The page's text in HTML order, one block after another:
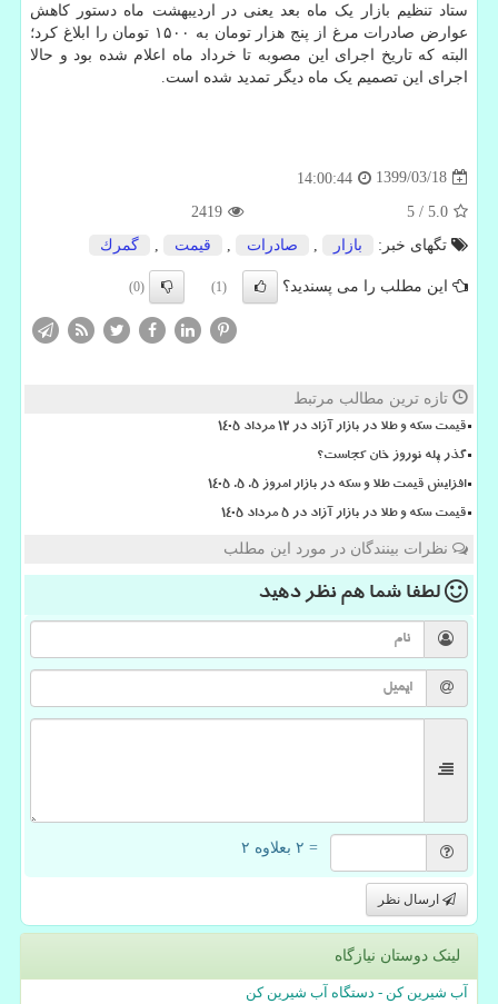
ستاد تنظیم بازار یک ماه بعد یعنی در اردیبهشت ماه دستور کاهش
عوارض صادرات مرغ از پنج هزار تومان به ۱۵۰۰ تومان را ابلاغ کرد؛
البته که تاریخ اجرای این مصوبه تا خرداد ماه اعلام شده بود و حالا
اجرای این تصمیم یک ماه دیگر تمدید شده است.
1399/03/18
14:00:44
5.0
/
5
2419
تگهای خبر:
بازار صادرات قیمت گمرك
این مطلب را می پسندید؟ (1)
(0)
تازه ترین مطالب مرتبط
قیمت سکه و طلا در بازار آزاد در ۱۲ مرداد ۱۴۰۵
گذر پله نوروز خان کجاست؟
افزایش قیمت طلا و سکه در بازار امروز ۵. ۵. ۱۴۰۵
قیمت سکه و طلا در بازار آزاد در ۵ مرداد ۱۴۰۵
نظرات بینندگان در مورد این مطلب
لطفا شما همنظر دهید
= ۲ بعلاوه ۲
ارسال نظر
لینک دوستان نیازگاه
آب شیرین کن - دستگاه آب شیرین کن